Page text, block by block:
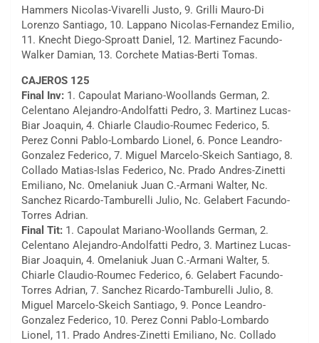
Hammers Nicolas-Vivarelli Justo, 9. Grilli Mauro-Di
Lorenzo Santiago, 10. Lappano Nicolas-Fernandez Emilio,
11. Knecht Diego-Sproatt Daniel, 12. Martinez Facundo-
Walker Damian, 13. Corchete Matias-Berti Tomas.
CAJEROS 125
Final Inv: 1. Capoulat Mariano-Woollands German, 2.
Celentano Alejandro-Andolfatti Pedro, 3. Martinez Lucas-
Biar Joaquin, 4. Chiarle Claudio-Roumec Federico, 5.
Perez Conni Pablo-Lombardo Lionel, 6. Ponce Leandro-
Gonzalez Federico, 7. Miguel Marcelo-Skeich Santiago, 8.
Collado Matias-Islas Federico, Nc. Prado Andres-Zinetti
Emiliano, Nc. Omelaniuk Juan C.-Armani Walter, Nc.
Sanchez Ricardo-Tamburelli Julio, Nc. Gelabert Facundo-
Torres Adrian.
Final Tit: 1. Capoulat Mariano-Woollands German, 2.
Celentano Alejandro-Andolfatti Pedro, 3. Martinez Lucas-
Biar Joaquin, 4. Omelaniuk Juan C.-Armani Walter, 5.
Chiarle Claudio-Roumec Federico, 6. Gelabert Facundo-
Torres Adrian, 7. Sanchez Ricardo-Tamburelli Julio, 8.
Miguel Marcelo-Skeich Santiago, 9. Ponce Leandro-
Gonzalez Federico, 10. Perez Conni Pablo-Lombardo
Lionel, 11. Prado Andres-Zinetti Emiliano, Nc. Collado